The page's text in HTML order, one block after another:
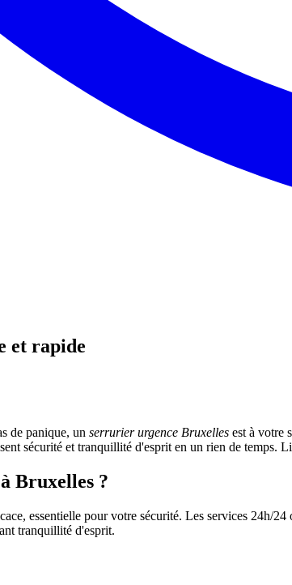
et rapide
de panique, un serrurier urgence Bruxelles est à votre
sécurité et tranquillité d'esprit en un rien de temps.
Bruxelles ?
essentielle pour votre sécurité. Les services 24h/
tranquillité d'esprit.